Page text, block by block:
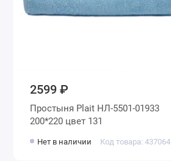
2599 ₽
Простыня Plait НЛ-5501-01933
200*220 цвет 131
Нет в наличии Код товара: 437064